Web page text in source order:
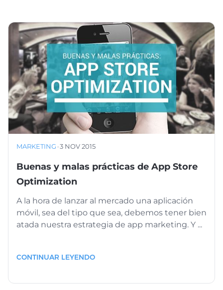
MARKETING ·3 NOV 2015
Buenas y malas prácticas de App Store
Optimization
A la hora de lanzar al mercado una aplicación
móvil, sea del tipo que sea, debemos tener bien
atada nuestra estrategia de app marketing. Y ...
CONTINUAR LEYENDO